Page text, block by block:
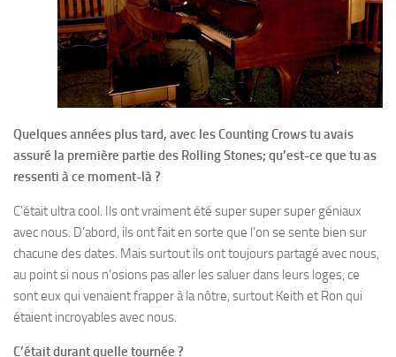
Quelques années plus tard, avec les Counting Crows tu avais
assuré la première partie des Rolling Stones; qu’est-ce que tu as
ressenti à ce moment-là ?
C’était ultra cool. Ils ont vraiment été super super super géniaux
avec nous. D’abord, ils ont fait en sorte que l’on se sente bien sur
chacune des dates. Mais surtout ils ont toujours partagé avec nous,
au point si nous n’osions pas aller les saluer dans leurs loges, ce
sont eux qui venaient frapper à la nôtre, surtout Keith et Ron qui
étaient incroyables avec nous.
C’était durant quelle tournée ?